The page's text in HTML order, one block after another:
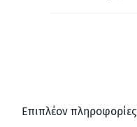
Επιπλέον πληροφορίες